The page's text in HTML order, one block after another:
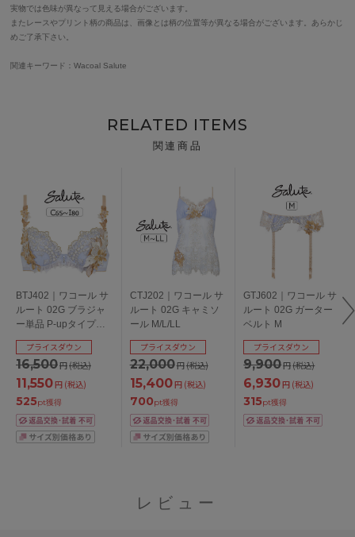
実物では色味が異なって見える場合がございます。
またレースやプリント柄の商品は、画像とは柄の位置等が異なる場合がございます。あらかじ
めご了承下さい。
関連キーワード：Wacoal Salute
RELATED ITEMS
関連商品
BTJ402｜ワコール サ
ルート 02G ブラジャ
ー単品 P-upタイプ
CDEFGHIカップ アン
ダー65/70/75/80cm
16,500円(税込)
プライスダウン
11,550円 (税込)
525pt獲得
CTJ202｜ワコール サ
ルート 02G キャミソ
ール M/L/LL
22,000円(税込)
プライスダウン
15,400円 (税込)
700pt獲得
GTJ602｜ワコール サ
ルート 02G ガーター
ベルト M
9,900円(税込)
プライスダウン
6,930円 (税込)
315pt獲得
レビュー